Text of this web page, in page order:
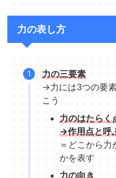
力の表し方
力の三要素
→力には3つの要
こう
力のはたらく
→作用点と呼
＝どこから
かを表す
力の向き